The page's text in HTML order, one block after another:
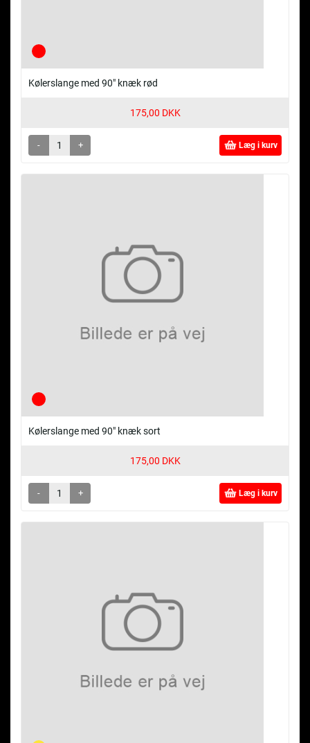
Kølerslange med 90" knæk rød
175,00 DKK
- + Læg i kurv
Kølerslange med 90" knæk sort
175,00 DKK
- + Læg i kurv